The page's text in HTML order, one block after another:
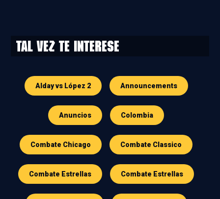
Tal vez te interese
Alday vs López 2 Announcements
Anuncios Colombia
Combate Chicago Combate Classico
Combate Estrellas Combate Estrellas